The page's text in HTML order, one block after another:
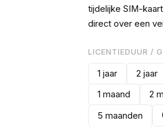
tijdelijke SIM-
direct over een
LICENTIEDUUR /
1 jaar 2 jaar
1 maand
2
5 maanden